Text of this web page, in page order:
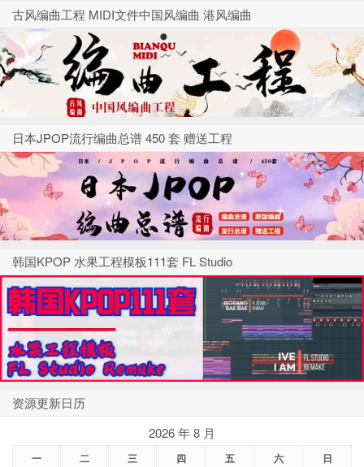
古风编曲工程 MIDI文件中国风编曲 港风编曲
日本JPOP流行编曲总谱 450 套 赠送工程
韩国KPOP 水果工程模板111套 FL Studio
资源更新日历
2026 年 8 月
一 二 三 四 五 六 日